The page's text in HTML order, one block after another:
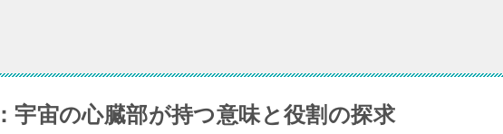
宇宙の心臓部が持つ意味と役割の探求